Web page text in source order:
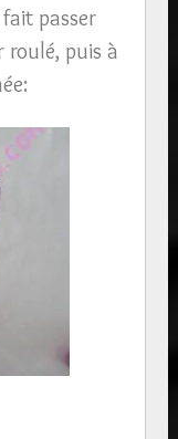
passer
roulé, puis à